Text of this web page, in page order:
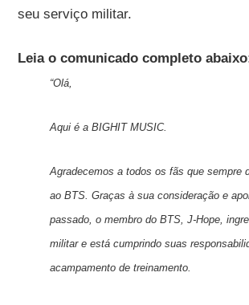
seu serviço militar.
Leia o comunicado completo
“Olá,
Aqui é a BIGHIT MUSIC.
Agradecemos a todos os fãs que sempre
ao BTS. Graças à sua consideração e
passado, o membro do BTS, J-Hope,
militar e está cumprindo suas
acampamento de treinamento.